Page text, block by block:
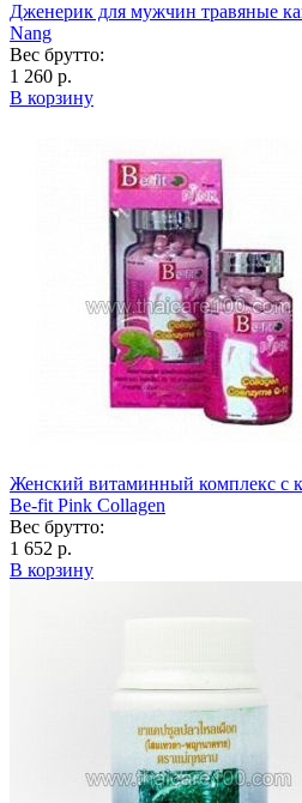
Дженерик для мужчин травяные
Nang
Вес брутто:
1 260 р.
В корзину
Женский витаминный комплекс с
Be-fit Pink Collagen
Вес брутто:
1 652 р.
В корзину